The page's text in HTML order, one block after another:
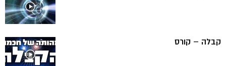
קבלה – קורס